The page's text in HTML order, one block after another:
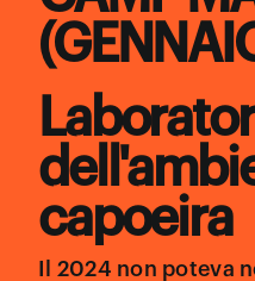
capoeira
Il 2024 non poteva